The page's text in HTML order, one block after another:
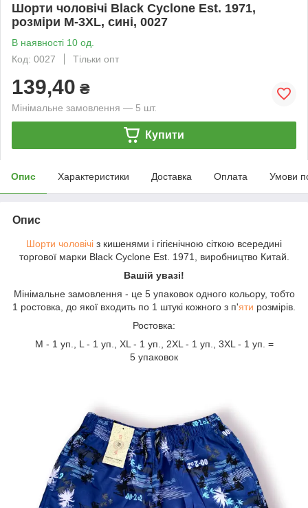
Шорти чоловічі Black Cyclone Est. 1971,
розміри M-3XL, сині, 0027
В наявності 10 од.
Код: 0027
Тільки опт
139,40 ₴
Мінімальне замовлення — 5 шт.
Купити
Опис Характеристики Доставка Оплата Умови
Опис
Шорти чоловічі з кишенями і гігієнічною сіткою всередині
торгової марки Black Cyclone Est. 1971, виробництво Китай.
Вашій увазі!
Мінімальне замовлення - це 5 упаковок одного кольору, тобто
1 ростовка, до якої входить по 1 штукі кожного з п'яти розмірів.
Ростовка:
М - 1 уп., L - 1 уп., XL - 1 уп., 2XL - 1 уп., 3XL - 1 уп. =
5 упаковок